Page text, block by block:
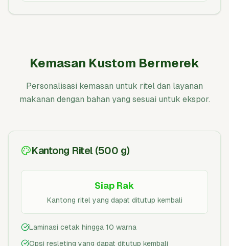
Kemasan Kustom Bermerek
Personalisasi kemasan untuk ritel dan layanan
makanan dengan bahan yang sesuai untuk ekspor.
Kantong Ritel (500 g)
Siap Rak
Kantong ritel yang dapat ditutup kembali
Laminasi cetak hingga 10 warna
Opsi resleting yang dapat ditutup kembali